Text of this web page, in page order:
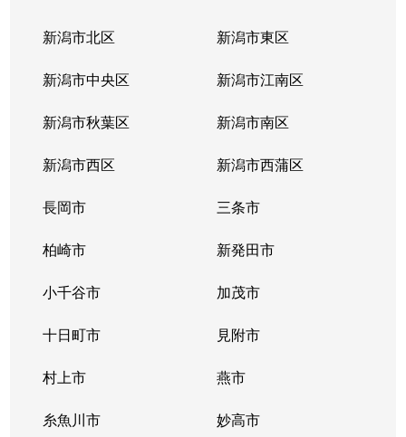
新潟市北区 新潟市東区
新潟市中央区 新潟市江南区
新潟市秋葉区 新潟市南区
新潟市西区 新潟市西蒲区
長岡市 三条市
柏崎市 新発田市
小千谷市 加茂市
十日町市 見附市
村上市 燕市
糸魚川市 妙高市